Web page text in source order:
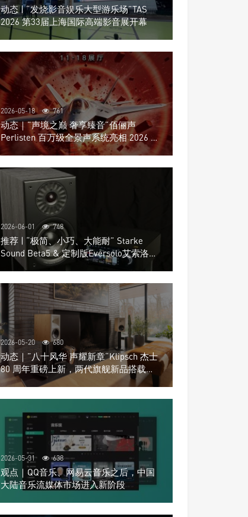
动态 | “发烧影音娱乐大型游乐场”TAS
2026 第33届上海国际高端影音展开幕
2026-05-18 761
动态｜”声境之巅 奢享臻音”佰俪声
Perlisten 百万级全景声系统亮相 2026 北
京国际音响展
2026-06-01 748
推荐 | “极简、小巧、大能耐” Starke
Sound Beta5 & 定制版Eversolo艾索洛
Play音响组合
2026-05-20 680
动态｜”八十风华 声耀新章“Klipsch 杰士
80 周年重磅上新，两代旗舰新品搭载硬
核配置音质再升级
2026-05-31 638
观点｜QQ音乐、网易云音乐之后，中国
大陆音乐流媒体市场进入新阶段